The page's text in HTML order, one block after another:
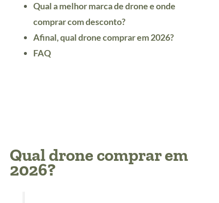
Qual a melhor marca de drone e onde
comprar com desconto?
Afinal, qual drone comprar em 2026?
FAQ
Qual drone comprar em
2026?